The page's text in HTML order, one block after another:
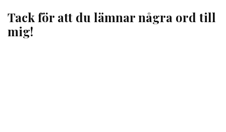
Tack för att du lämnar några ord till
mig!